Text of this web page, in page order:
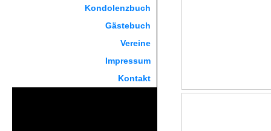
Kondolenzbuch
Gästebuch
Vereine
Impressum
Kontakt